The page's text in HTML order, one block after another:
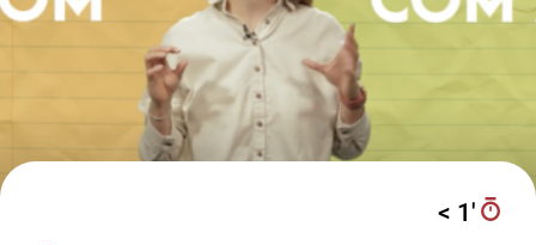
< 1′